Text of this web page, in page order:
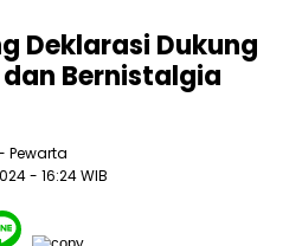
Deklarasi Dukung
Bernistalgia
Pewarta
- 16:24 WIB